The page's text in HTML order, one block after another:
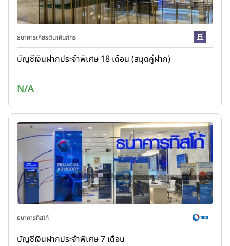
ธนาคารเกียรตินาคินภัทร
บัญชีเงินฝากประจำพิเศษ 18 เดือน (สมุดคู่ฝาก)
N/A
ธนาคารทิสโก้
บัญชีเงินฝากประจำพิเศษ 7 เดือน